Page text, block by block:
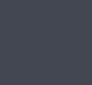
тройного ДТП